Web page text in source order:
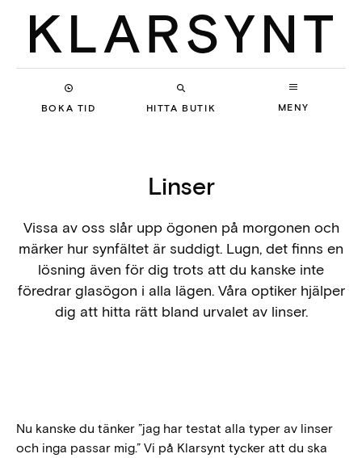
BOKA TID HITTA BUTIK MENY
Linser
Vissa av oss slår upp ögonen på morgonen och
märker hur synfältet är suddigt. Lugn, det finns en
lösning även för dig trots att du kanske inte
föredrar glasögon i alla lägen. Våra optiker hjälper
dig att hitta rätt bland urvalet av linser.
Nu kanske du tänker ”jag har testat alla typer av linser
och inga passar mig.” Vi på Klarsynt tycker att du ska